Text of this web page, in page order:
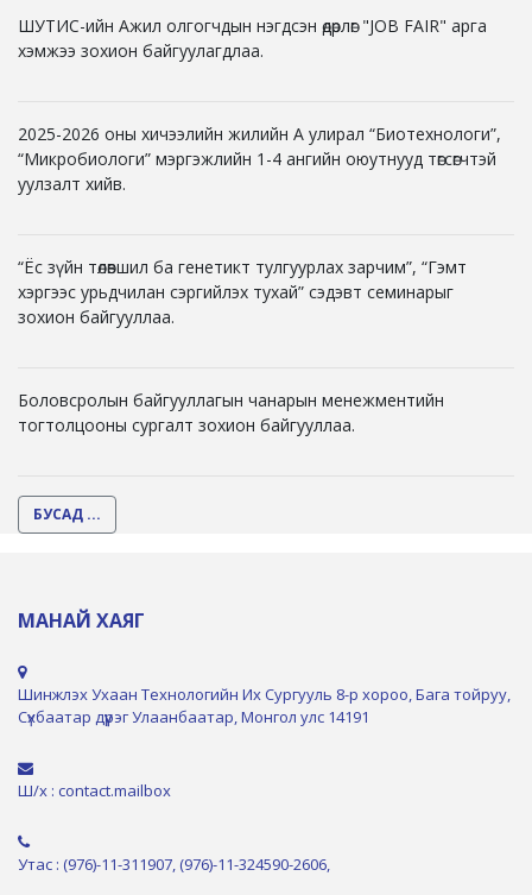
ШУТИС-ийн Ажил олгогчдын нэгдсэн өдөрлөг "JOB FAIR" арга
хэмжээ зохион байгуулагдлаа.
2025-2026 оны хичээлийн жилийн А улирал “Биотехнологи”,
“Микробиологи” мэргэжлийн 1-4 ангийн оюутнууд төгсөгчтэй
уулзалт хийв.
“Ёс зүйн төлөвшил ба генетикт тулгуурлах зарчим”, “Гэмт
хэргээс урьдчилан сэргийлэх тухай” сэдэвт семинарыг
зохион байгууллаа.
Боловсролын байгууллагын чанарын менежментийн
тогтолцооны сургалт зохион байгууллаа.
БУСАД ...
МАНАЙ ХАЯГ
Шинжлэх Ухаан Технологийн Их Сургууль 8-р хороо, Бага тойруу,
Сүхбаатар дүүрэг Улаанбаатар, Монгол улс 14191
Ш/х : contact.mailbox
Утас : (976)-11-311907, (976)-11-324590-2606,